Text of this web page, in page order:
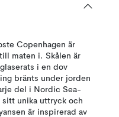
Copenhagen är
maten i. Skålen är
i en dov
bränts under jorden
del i Nordic Sea-
sitt unika uttryck och
är inspirerad av